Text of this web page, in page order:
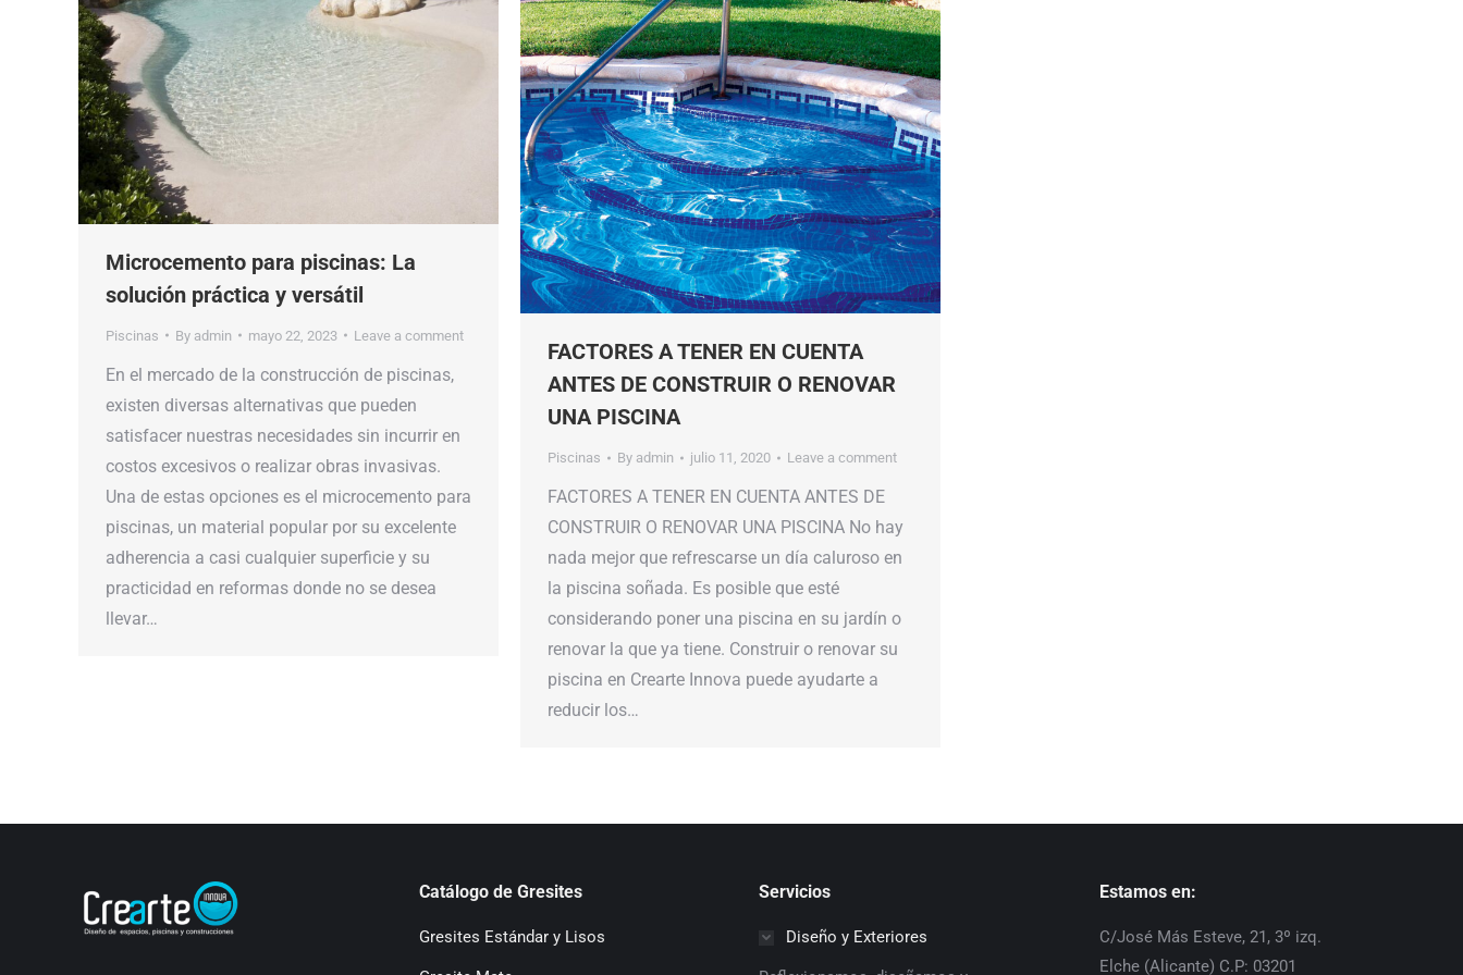
Microcemento para piscinas: La
solución práctica y versátil
Piscinas By admin mayo 22, 2023 Leave a comment
En el mercado de la construcción de piscinas,
existen diversas alternativas que pueden
satisfacer nuestras necesidades sin incurrir en
costos excesivos o realizar obras invasivas.
Una de estas opciones es el microcemento para
piscinas, un material popular por su excelente
adherencia a casi cualquier superficie y su
practicidad en reformas donde no se desea
llevar…
FACTORES A TENER EN CUENTA
ANTES DE CONSTRUIR O RENOVAR
UNA PISCINA
Piscinas By admin julio 11, 2020 Leave a comment
FACTORES A TENER EN CUENTA ANTES DE
CONSTRUIR O RENOVAR UNA PISCINA No hay
nada mejor que refrescarse un día caluroso en
la piscina soñada. Es posible que esté
considerando poner una piscina en su jardín o
renovar la que ya tiene. Construir o renovar su
piscina en Crearte Innova puede ayudarte a
reducir los…
Catálogo de Gresites
Gresites Estándar y Lisos
Servicios
Diseño y Exteriores
Estamos en:
C/José Más Esteve, 21, 3º izq.
Elche (Alicante) C.P: 03201